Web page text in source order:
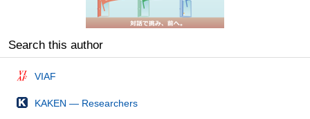
Search this author
VIAF
KAKEN — Researchers